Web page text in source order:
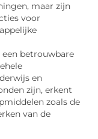
maar zijn
voor
betrouwbare
en
zijn, erkent
zoals de
van de